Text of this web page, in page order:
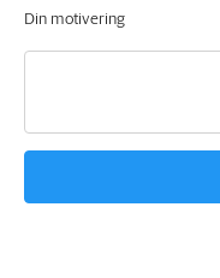
Din motivering